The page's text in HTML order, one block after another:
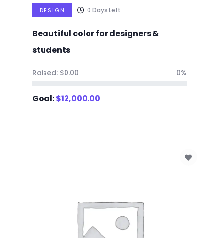
DESIGN 0 Days Left
Beautiful color for designers &
students
Raised: $0.00 0%
Goal:$12,000.00